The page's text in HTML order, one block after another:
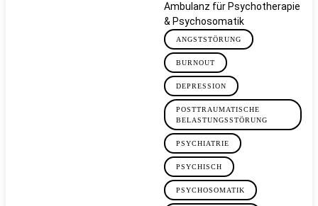
Ambulanz für Psychotherapie
& Psychosomatik
ANGSTSTÖRUNG
BURNOUT
DEPRESSION
POSTTRAUMATISCHE
BELASTUNGSSTÖRUNG
PSYCHIATRIE
PSYCHISCH
PSYCHOSOMATIK